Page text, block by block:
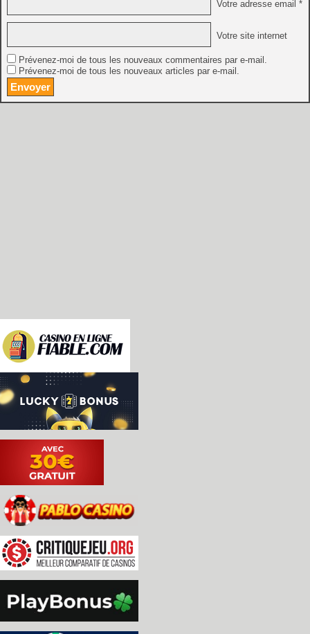
Votre adresse email *
Votre site internet
Prévenez-moi de tous les nouveaux commentaires par e-mail.
Prévenez-moi de tous les nouveaux articles par e-mail.